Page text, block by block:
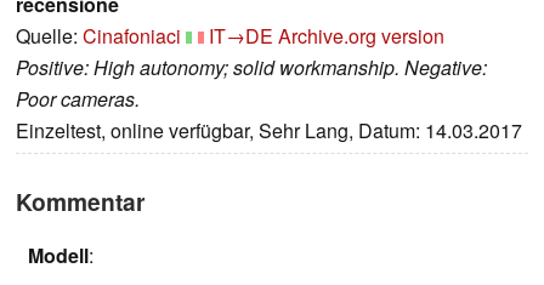
Quelle: Cinafoniaci IT→DE Archive.org version
Positive: High autonomy; solid workmanship. Negative:
Poor cameras.
Einzeltest, online verfügbar, Sehr Lang, Datum: 14.03.2017
Kommentar
Modell: